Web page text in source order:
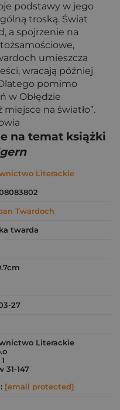
podstawy w jego
troską. Świat
a spojrzenie na
umieszcza
wracają później
pomimo
w Obłędzie
na światło”.
na temat książki
Literackie
Twardoch
twarda
27
Literackie
31-147
[email protected]